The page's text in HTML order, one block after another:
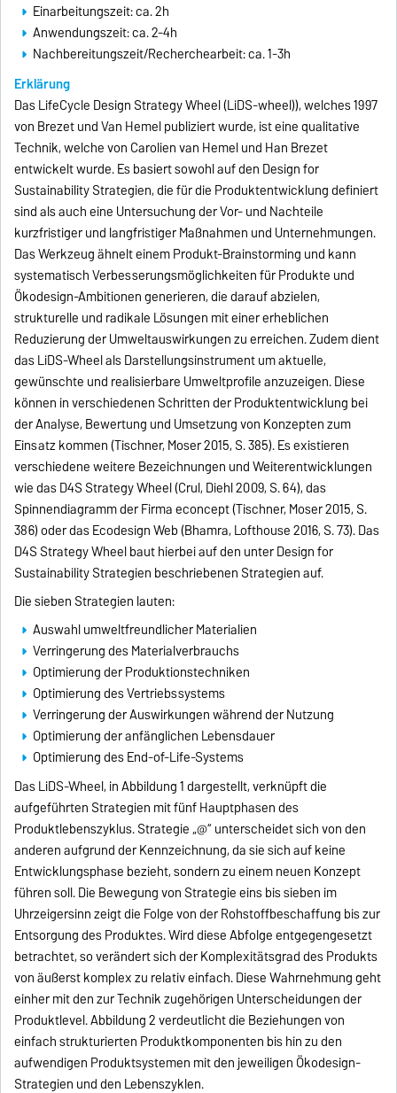
Einarbeitungszeit: ca. 2h
Anwendungszeit: ca. 2-4h
Nachbereitungszeit/Recherchearbeit: ca. 1-3h
Erklärung
Das LifeCycle Design Strategy Wheel (LiDS-wheel)), welches 1997
von Brezet und Van Hemel publiziert wurde, ist eine qualitative
Technik, welche von Carolien van Hemel und Han Brezet
entwickelt wurde. Es basiert sowohl auf den Design for
Sustainability Strategien, die für die Produktentwicklung definiert
sind als auch eine Untersuchung der Vor- und Nachteile
kurzfristiger und langfristiger Maßnahmen und Unternehmungen.
Das Werkzeug ähnelt einem Produkt-Brainstorming und kann
systematisch Verbesserungsmöglichkeiten für Produkte und
Ökodesign-Ambitionen generieren, die darauf abzielen,
strukturelle und radikale Lösungen mit einer erheblichen
Reduzierung der Umweltauswirkungen zu erreichen. Zudem dient
das LiDS-Wheel als Darstellungsinstrument um aktuelle,
gewünschte und realisierbare Umweltprofile anzuzeigen. Diese
können in verschiedenen Schritten der Produktentwicklung bei
der Analyse, Bewertung und Umsetzung von Konzepten zum
Einsatz kommen (Tischner, Moser 2015, S. 385). Es existieren
verschiedene weitere Bezeichnungen und Weiterentwicklungen
wie das D4S Strategy Wheel (Crul, Diehl 2009, S. 64), das
Spinnendiagramm der Firma econcept (Tischner, Moser 2015, S.
386) oder das Ecodesign Web (Bhamra, Lofthouse 2016, S. 73). Das
D4S Strategy Wheel baut hierbei auf den unter Design for
Sustainability Strategien beschriebenen Strategien auf.
Die sieben Strategien lauten:
Auswahl umweltfreundlicher Materialien
Verringerung des Materialverbrauchs
Optimierung der Produktionstechniken
Optimierung des Vertriebssystems
Verringerung der Auswirkungen während der Nutzung
Optimierung der anfänglichen Lebensdauer
Optimierung des End-of-Life-Systems
Das LiDS-Wheel, in Abbildung 1 dargestellt, verknüpft die
aufgeführten Strategien mit fünf Hauptphasen des
Produktlebenszyklus. Strategie „@“ unterscheidet sich von den
anderen aufgrund der Kennzeichnung, da sie sich auf keine
Entwicklungsphase bezieht, sondern zu einem neuen Konzept
führen soll. Die Bewegung von Strategie eins bis sieben im
Uhrzeigersinn zeigt die Folge von der Rohstoffbeschaffung bis zur
Entsorgung des Produktes. Wird diese Abfolge entgegengesetzt
betrachtet, so verändert sich der Komplexitätsgrad des Produkts
von äußerst komplex zu relativ einfach. Diese Wahrnehmung geht
einher mit den zur Technik zugehörigen Unterscheidungen der
Produktlevel. Abbildung 2 verdeutlicht die Beziehungen von
einfach strukturierten Produktkomponenten bis hin zu den
aufwendigen Produktsystemen mit den jeweiligen Ökodesign-
Strategien und den Lebenszyklen.